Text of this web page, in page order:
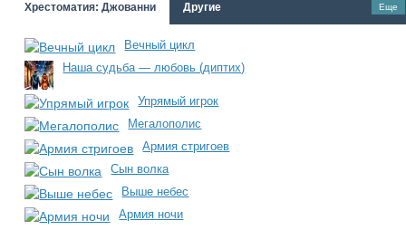
Хрестоматия: Джованни Другие Еще
Вечный цикл
Наша судьба — любовь (диптих)
Упрямый игрок
Мегалополис
Армия стригоев
Сын волка
Выше небес
Армия ночи